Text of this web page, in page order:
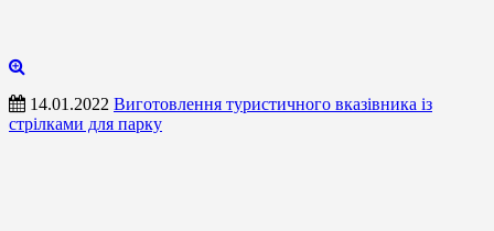
14.01.2022 Виготовлення туристичного вказівника із
стрілками для парку